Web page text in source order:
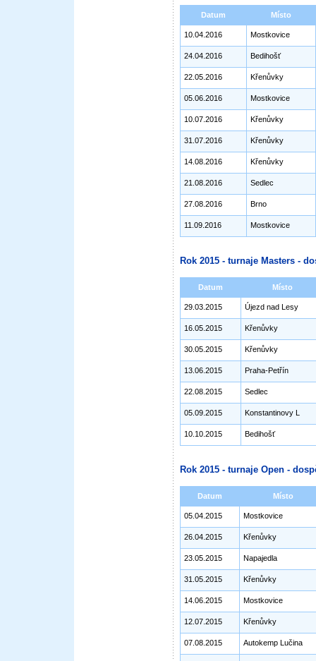
Datum Místo
10.04.2016 Mostkovice
24.04.2016 Bedihošť
22.05.2016 Křenůvky
05.06.2016 Mostkovice
10.07.2016 Křenůvky
31.07.2016 Křenůvky
14.08.2016 Křenůvky
21.08.2016 Sedlec
27.08.2016 Brno
11.09.2016 Mostkovice
Rok 2015 - turnaje Masters -
Datum Místo
29.03.2015 Újezd nad Lesy
16.05.2015 Křenůvky
30.05.2015 Křenůvky
13.06.2015 Praha-Petřín
22.08.2015 Sedlec
05.09.2015 Konstantinovy L
10.10.2015 Bedihošť
Rok 2015 - turnaje Open -
Datum Místo
05.04.2015 Mostkovice
26.04.2015 Křenůvky
23.05.2015 Napajedla
31.05.2015 Křenůvky
14.06.2015 Mostkovice
12.07.2015 Křenůvky
07.08.2015 Autokemp Lučina